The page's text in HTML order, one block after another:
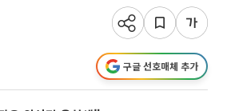
구글 선호매체 추가